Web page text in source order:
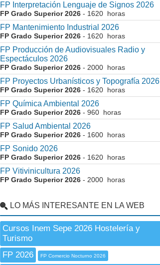
FP Interpretación Lenguaje de Signos 2026
FP Grado Superior 2026 - 1620 horas
FP Mantenimiento Industrial 2026
FP Grado Superior 2026 - 1620 horas
FP Producción de Audiovisuales Radio y
Espectáculos 2026
FP Grado Superior 2026 - 2000 horas
FP Proyectos Urbanísticos y Topografía 2026
FP Grado Superior 2026 - 1620 horas
FP Química Ambiental 2026
FP Grado Superior 2026 - 960 horas
FP Salud Ambiental 2026
FP Grado Superior 2026 - 1600 horas
FP Sonido 2026
FP Grado Superior 2026 - 1620 horas
FP Vitivinicultura 2026
FP Grado Superior 2026 - 2000 horas
LO MÁS INTERESANTE EN LA WEB
Cursos Inem Sepe 2026 Hostelería y
Turismo
FP 2026
FP Comercio Nocturno 2026